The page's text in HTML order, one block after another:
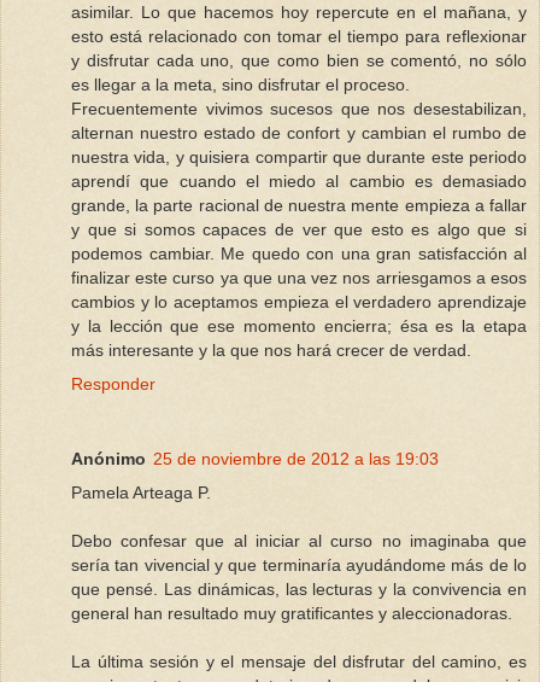
asimilar. Lo que hacemos hoy repercute en el mañana, y
esto está relacionado con tomar el tiempo para reflexionar
y disfrutar cada uno, que como bien se comentó, no sólo
es llegar a la meta, sino disfrutar el proceso.
Frecuentemente vivimos sucesos que nos desestabilizan,
alternan nuestro estado de confort y cambian el rumbo de
nuestra vida, y quisiera compartir que durante este periodo
aprendí que cuando el miedo al cambio es demasiado
grande, la parte racional de nuestra mente empieza a fallar
y que si somos capaces de ver que esto es algo que si
podemos cambiar. Me quedo con una gran satisfacción al
finalizar este curso ya que una vez nos arriesgamos a esos
cambios y lo aceptamos empieza el verdadero aprendizaje
y la lección que ese momento encierra; ésa es la etapa
más interesante y la que nos hará crecer de verdad.
Responder
Anónimo 25 de noviembre de 2012 a las 19:03
Pamela Arteaga P.
Debo confesar que al iniciar al curso no imaginaba que
sería tan vivencial y que terminaría ayudándome más de lo
que pensé. Las dinámicas, las lecturas y la convivencia en
general han resultado muy gratificantes y aleccionadoras.
La última sesión y el mensaje del disfrutar del camino, es